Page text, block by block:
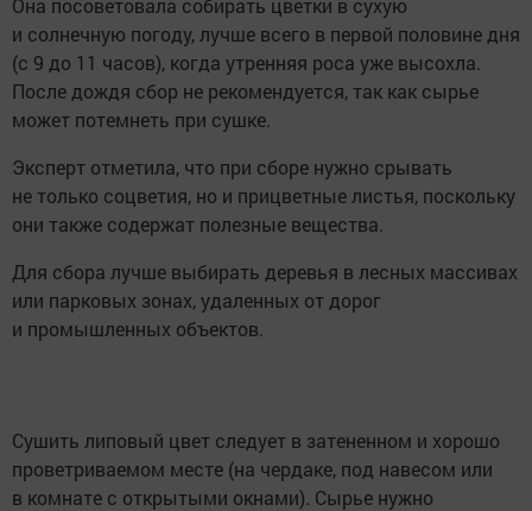
и солнечную погоду, лучше всего в первой половине дня
(с 9 до 11 часов), когда утренняя роса уже высохла.
После дождя сбор не рекомендуется, так как сырье
может потемнеть при сушке.
Эксперт отметила, что при сборе нужно срывать
не только соцветия, но и прицветные листья, поскольку
они также содержат полезные вещества.
Для сбора лучше выбирать деревья в лесных массивах
или парковых зонах, удаленных от дорог
и промышленных объектов.
Сушить липовый цвет следует в затененном и хорошо
проветриваемом месте (на чердаке, под навесом или
в комнате с открытыми окнами). Сырье нужно